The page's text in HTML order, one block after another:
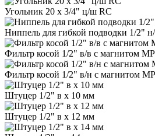
Угольник 20 х 3/4" ц/ш RC
Ниппель для гибкой подводки 1/2"
Фильтр косой 1/2" в/в с магнитом
Фильтр косой 1/2" в/н с магнитом
Штуцер 1/2" в х 10 мм
Штуцер 1/2" в х 12 мм